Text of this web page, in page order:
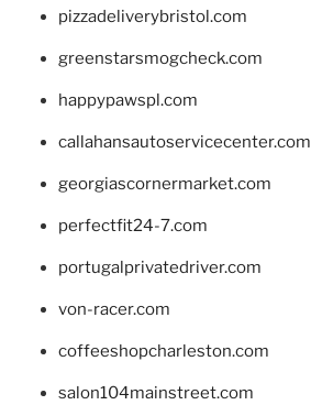
pizzadeliverybristol.com
greenstarsmogcheck.com
happypawspl.com
callahansautoservicecenter.com
georgiascornermarket.com
perfectfit24-7.com
portugalprivatedriver.com
von-racer.com
coffeeshopcharleston.com
salon104mainstreet.com